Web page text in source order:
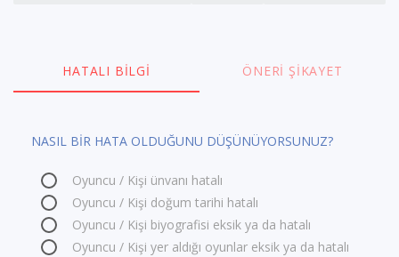
HATALI BILGI ÖNERI ŞIKAYET
NASIL BİR HATA OLDUĞUNU DÜŞÜNÜYORSUNUZ?
Oyuncu / Kişi ünvanı hatalı
Oyuncu / Kişi doğum tarihi hatalı
Oyuncu / Kişi biyografisi eksik ya da hatalı
Oyuncu / Kişi yer aldığı oyunlar eksik ya da hatalı